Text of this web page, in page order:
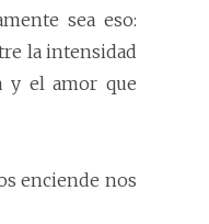
sea eso:
la intensidad
y el amor que
enciende nos